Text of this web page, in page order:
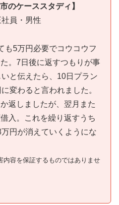
のケーススタディ】
員・男性
も5万円必要でコウコウフ
。7日後に返すつもりが事
と伝えたら、10日プラン
変わると言われました。
返しましたが、翌月また
入。これを繰り返すうち
円が消えていくようにな
容を保証するものではありませ